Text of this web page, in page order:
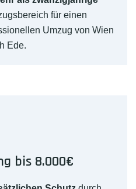
für einen
Umzug von Wien
Ede.
bis 8.000€